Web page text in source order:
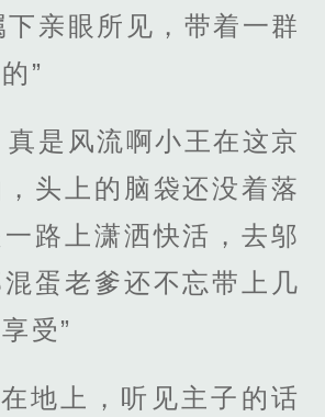
下亲眼所见，带着一群
”
真是风流啊小王在这京
头上的脑袋还没着落
路上潇洒快活，去邬
蛋老爹还不忘带上几
受”
地上，听见主子的话